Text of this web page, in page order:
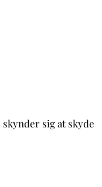
sig at skyde